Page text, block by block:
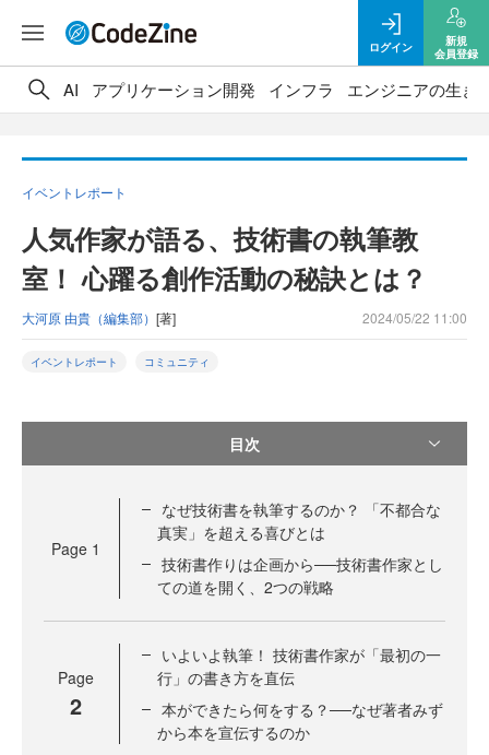
ログイン
新規
会員登録
AI アプリケーション開発 インフラ エンジニアの生き
イベントレポート
人気作家が語る、技術書の執筆教
室！ 心躍る創作活動の秘訣とは？
大河原 由貴（編集部） [著] 2024/05/22 11:00
イベントレポート コミュニティ
目次
Page 1
なぜ技術書を執筆するのか？ 「不都合な
真実」を超える喜びとは
技術書作りは企画から──技術書作家とし
ての道を開く、2つの戦略
Page
2
いよいよ執筆！ 技術書作家が「最初の一
行」の書き方を直伝
本ができたら何をする？──なぜ著者みず
から本を宣伝するのか